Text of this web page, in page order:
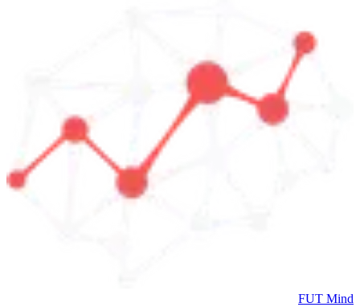
FUT Mind